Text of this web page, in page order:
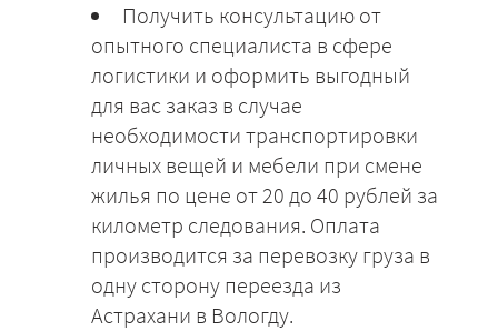
Получить консультацию от
опытного специалиста в сфере
логистики и оформить выгодный
для вас заказ в случае
необходимости транспортировки
личных вещей и мебели при смене
жилья по цене от 20 до 40 рублей за
километр следования. Оплата
производится за перевозку груза в
одну сторону переезда из
Астрахани в Вологду.